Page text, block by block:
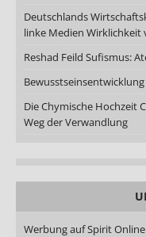
Deutschlands
linke Medien Wirklichkeit
Reshad Feild Sufismus:
Die Chymische Hochzeit
Weg der Verwandlung
Werbung auf Spirit Online